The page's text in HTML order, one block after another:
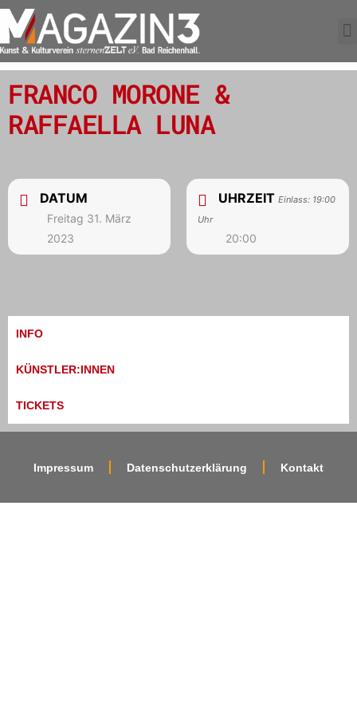
FRANCO MORONE &
RAFFAELLA LUNA
DATUM
Freitag 31. März
2023
UHRZEIT Einlass: 19:00
Uhr
20:00
INFO
KÜNSTLER:INNEN
TICKETS
Impressum Datenschutzerklärung Kontakt